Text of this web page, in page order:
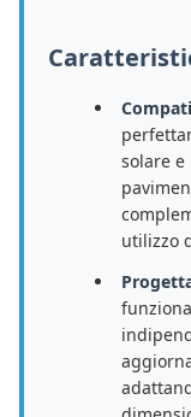
solare
utilizzo